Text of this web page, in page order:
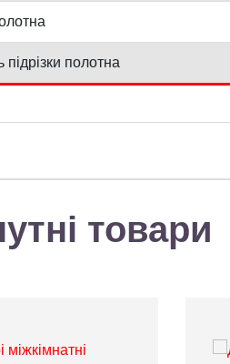
підрізки полотна
товари